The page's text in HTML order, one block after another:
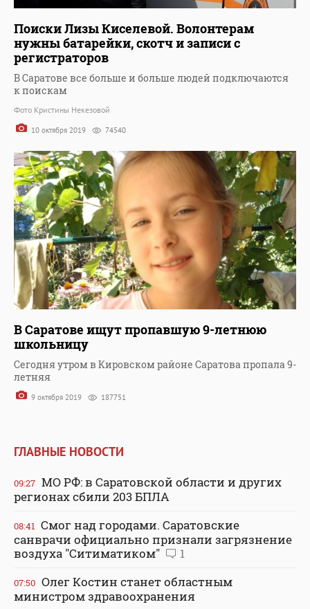
Поиски Лизы Киселевой. Волонтерам
нужны батарейки, скотч и записи с
регистраторов
В Саратове все больше и больше людей подключаются
к поискам
Фото Кристины Некезовой
10 октября 2019 74540
В Саратове ищут пропавшую 9-летнюю
школьницу
Сегодня утром в Кировском районе Саратова пропала 9-
летняя
9 октября 2019 187751
ГЛАВНЫЕ НОВОСТИ
09:27 МО РФ: в Саратовской области и других
регионах сбили 203 БПЛА
08:41 Смог над городами. Саратовские
санврачи официально признали загрязнение
воздуха "Ситиматиком"
1
07:50 Олег Костин станет областным
министром здравоохранения